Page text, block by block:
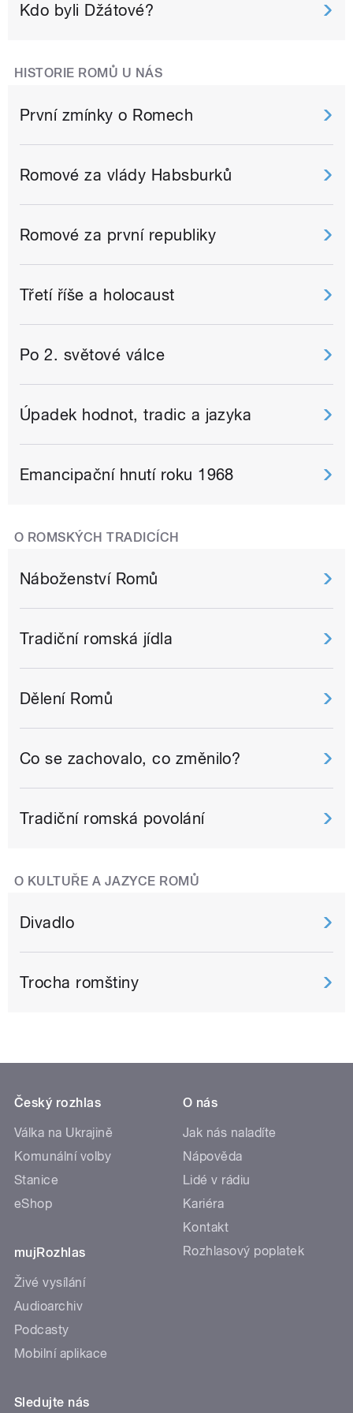
Kdo byli Džátové?
HISTORIE ROMŮ U NÁS
První zmínky o Romech
Romové za vlády Habsburků
Romové za první republiky
Třetí říše a holocaust
Po 2. světové válce
Úpadek hodnot, tradic a jazyka
Emancipační hnutí roku 1968
O ROMSKÝCH TRADICÍCH
Náboženství Romů
Tradiční romská jídla
Dělení Romů
Co se zachovalo, co změnilo?
Tradiční romská povolání
O KULTUŘE A JAZYCE ROMŮ
Divadlo
Trocha romštiny
Český rozhlas
Válka na Ukrajině
Komunální volby
Stanice
eShop
mujRozhlas
Živé vysílání
Audioarchiv
Podcasty
Mobilní aplikace
O nás
Jak nás naladíte
Nápověda
Lidé v rádiu
Kariéra
Kontakt
Rozhlasový poplatek
Sledujte nás